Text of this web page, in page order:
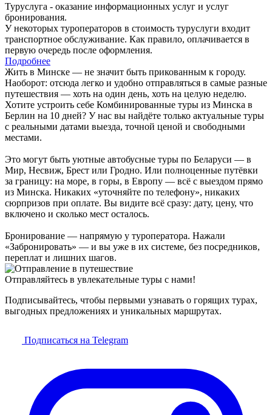
Туруслуга - оказание информационных услуг и услуг
бронирования.
У некоторых туроператоров в стоимость туруслуги входит
транспортное обслуживание. Как правило, оплачивается в
первую очередь после оформления.
Подробнее
Жить в Минске — не значит быть прикованным к городу.
Наоборот: отсюда легко и удобно отправляться в самые разные
путешествия — хоть на один день, хоть на целую неделю.
Хотите устроить себе Комбинированные туры из Минска в
Берлин на 10 дней? У нас вы найдёте только актуальные туры
с реальными датами выезда, точной ценой и свободными
местами.
Это могут быть уютные автобусные туры по Беларуси — в
Мир, Несвиж, Брест или Гродно. Или полноценные путёвки
за границу: на море, в горы, в Европу — всё с выездом прямо
из Минска. Никаких «уточняйте по телефону», никаких
сюрпризов при оплате. Вы видите всё сразу: дату, цену, что
включено и сколько мест осталось.
Бронирование — напрямую у туроператора. Нажали
«Забронировать» — и вы уже в их системе, без посредников,
переплат и лишних шагов.
Отправляйтесь в увлекательные туры с нами!
Подписывайтесь, чтобы первыми узнавать о горящих турах,
выгодных предложениях и уникальных маршрутах.
Подписаться на Telegram